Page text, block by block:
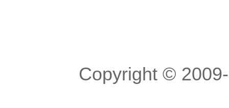
Copyright ©